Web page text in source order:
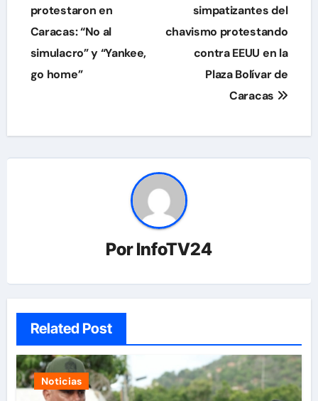
de
entradas
protestaron en
Caracas: “No al
simulacro” y “Yankee,
go home”
simpatizantes del
chavismo protestando
contra EEUU en la
Plaza Bolívar de
Caracas
PorInfoTV24
Related Post
Noticias